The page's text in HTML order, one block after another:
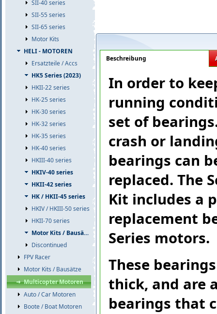
SII-40 series
SII-55 series
SII-65 series
Motor Kits
HELI - MOTOREN
Ersatzteile / Accs
HK5 Series (2023)
HKII-22 series
HK-25 series
HK-30 series
HK-32 series
HK-35 series
HK-40 series
HKIII-40 series
HKIV-40 series
HKII-42 series
HK / HKII-45 series
HKIV / HKIII-50 series
HKII-70 series
Motor Kits / Bausätze
Discontinued
FPV Racer
Motor Kits / Bausätze
Multicopter Motoren
Auto / Car Motoren
Boote / Boat Motoren
Beschreibung
In order to
running
set of
crash or
bearings can
replaced. The
Kit includes a
replacement
Series motors.
These
thick, and are
bearings that